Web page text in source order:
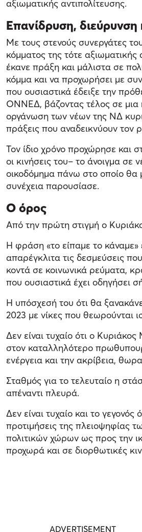
αξιωματικής αντιπολίτευσης.
Επανίδρυση, διεύρυνση
Με τους στενούς συνεργάτες
κόμματος της τότε
έκανε πράξη και μάλιστα σε
κόμμα και να προχωρήσει με
που ουσιαστικά έδειξε την
ΟΝΝΕΔ, βάζοντας τέλος σε μια
οργάνωση των νέων της ΝΔ
πράξεις που αναδεικνύουν τον
Τον ίδιο χρόνο προχώρησε και
οι κινήσεις του– το άνοιγμα
οικοδόμημα πάνω στο οποίο
συνέχεια παρουσίασε.
Ο όρος
Από την πρώτη στιγμή ο
Η φράση «το είπαμε το κάναμε»
απαρέγκλιτα τις δεσμεύσεις
κοντά σε κοινωνικά ρεύματα,
που ουσιαστικά έχει οδηγήσει
Η υπόσχεσή του ότι θα
2023 με νίκες που θεωρούνται
Δεν είναι τυχαίο ότι ο
στον καταλληλότερο
ενέργεια και την ακρίβεια,
Σταθμός για το τελευταίο η
απέναντι πλευρά.
Δεν είναι τυχαίο και το
προτιμήσεις της πλειοψηφίας
πολιτικών χώρων ως προς την
προχωρά και σε διορθωτικές